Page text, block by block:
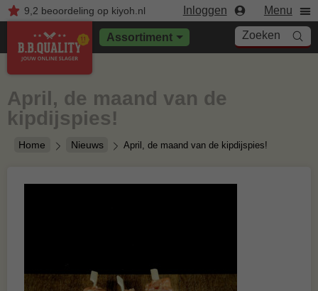
9,2 beoordelingop kiyoh.nl Inloggen Menu
Assortiment Zoeken
Home Nieuws April, de maand van de kipdijspies!
April, de maand van de
kipdijspies!